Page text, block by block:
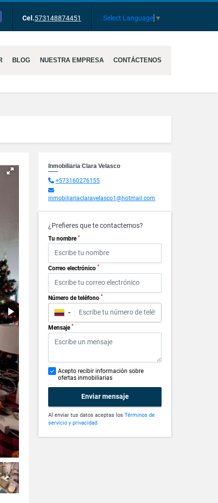
Cel.573148874451 Select Language ▼
BLOG NUESTRA EMPRESA CONTÁCTENOS
Inmobiliaria Clara Velasco
+573160276155
inmobiliariaclaravelasco1@hotmail.com
¿Prefieres que te contactemos?
Tu nombre *
Correo electrónico *
Número de teléfono *
▼
Mensaje *
Acepto recibir información sobre
ofertas inmobiliarias
Enviar mensaje
Al enviar tus datos aceptas los Términos de
servicio y privacidad